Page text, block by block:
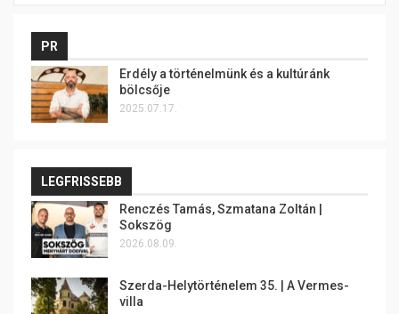
PR
Erdély a történelmünk és a kultúránk
bölcsője
2025.07.17.
LEGFRISSEBB
Renczés Tamás, Szmatana Zoltán |
Sokszög
2026.08.09.
Szerda-Helytörténelem 35. | A Vermes-
villa